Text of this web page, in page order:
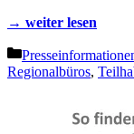
→ weiter lesen
Kategorien
Regionalbüros,